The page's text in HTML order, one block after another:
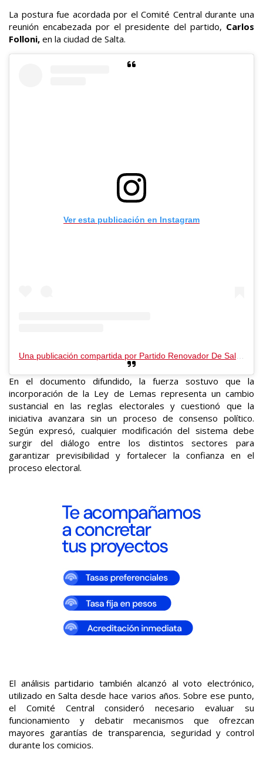
La postura fue acordada por el Comité Central durante una
reunión encabezada por el presidente del partido, Carlos
Folloni, en la ciudad de Salta.
Ver esta publicación en Instagram
En el documento difundido, la fuerza sostuvo que la
incorporación de la Ley de Lemas representa un cambio
sustancial en las reglas electorales y cuestionó que la
iniciativa avanzara sin un proceso de consenso político.
Según expresó, cualquier modificación del sistema debe
surgir del diálogo entre los distintos sectores para
garantizar previsibilidad y fortalecer la confianza en el
proceso electoral.
El análisis partidario también alcanzó al voto electrónico,
utilizado en Salta desde hace varios años. Sobre ese punto,
el Comité Central consideró necesario evaluar su
funcionamiento y debatir mecanismos que ofrezcan
mayores garantías de transparencia, seguridad y control
durante los comicios.